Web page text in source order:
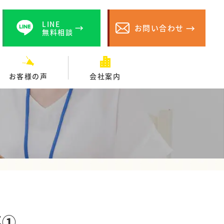
LINE
無料相談
お問い合わせ
お客様の声 会社案内